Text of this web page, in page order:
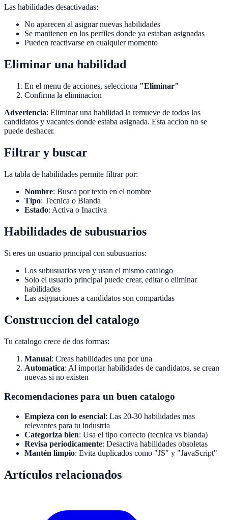
Las habilidades desactivadas:
No aparecen al asignar nuevas habilidades
Se mantienen en los perfiles donde ya estaban asignadas
Pueden reactivarse en cualquier momento
Eliminar una habilidad
En el menu de acciones, selecciona "Eliminar"
Confirma la eliminacion
Advertencia: Eliminar una habilidad la remueve de todos los
candidatos y vacantes donde estaba asignada. Esta accion no se
puede deshacer.
Filtrar y buscar
La tabla de habilidades permite filtrar por:
Nombre: Busca por texto en el nombre
Tipo: Tecnica o Blanda
Estado: Activa o Inactiva
Habilidades de subusuarios
Si eres un usuario principal con subusuarios:
Los subusuarios ven y usan el mismo catalogo
Solo el usuario principal puede crear, editar o eliminar
habilidades
Las asignaciones a candidatos son compartidas
Construccion del catalogo
Tu catalogo crece de dos formas:
Manual: Creas habilidades una por una
Automatica: Al importar habilidades de candidatos, se crean
nuevas si no existen
Recomendaciones para un buen catalogo
Empieza con lo esencial: Las 20-30 habilidades mas
relevantes para tu industria
Categoriza bien: Usa el tipo correcto (tecnica vs blanda)
Revisa periodicamente: Desactiva habilidades obsoletas
Mantén limpio: Evita duplicados como "JS" y "JavaScript"
Artículos relacionados